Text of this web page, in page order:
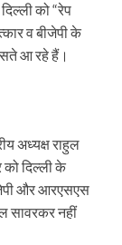
को “रेप
व बीजेपी के
आ रहे हैं।
अध्यक्ष राहुल
को दिल्ली के
और आरएसएस
सावरकर नहीं